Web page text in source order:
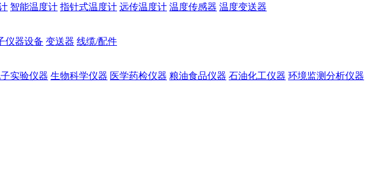
智能温度计 指针式温度计 远传温度计 温度传感器 温度变送器
仪器设备 变送器 线缆/配件
实验仪器 生物科学仪器 医学药检仪器 粮油食品仪器 石油化工仪器 环境监测分析仪器